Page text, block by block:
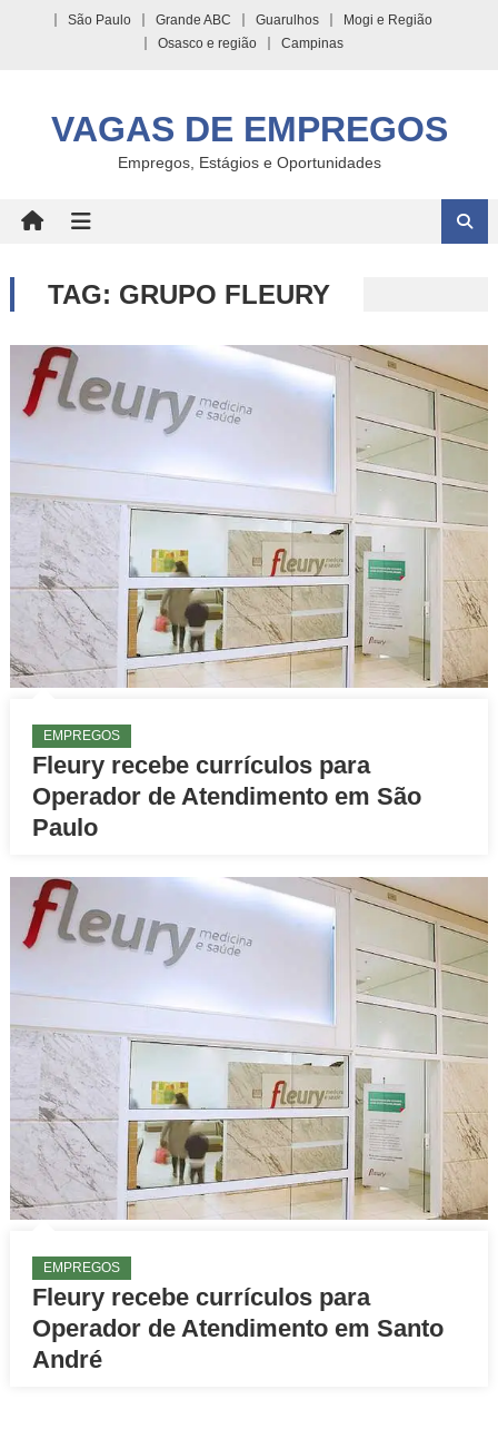
São Paulo Grande ABC Guarulhos
Mogi e Região
Osasco e região
Campinas
VAGAS DE EMPREGOS
Empregos, Estágios e Oportunidades
TAG: GRUPO FLEURY
EMPREGOS
Fleury recebe currículos para
Operador de Atendimento em São
Paulo
EMPREGOS
Fleury recebe currículos para
Operador de Atendimento em Santo
André